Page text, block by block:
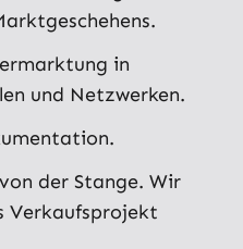
in
und Netzwerken.
der Stange. Wir
Verkaufsprojekt